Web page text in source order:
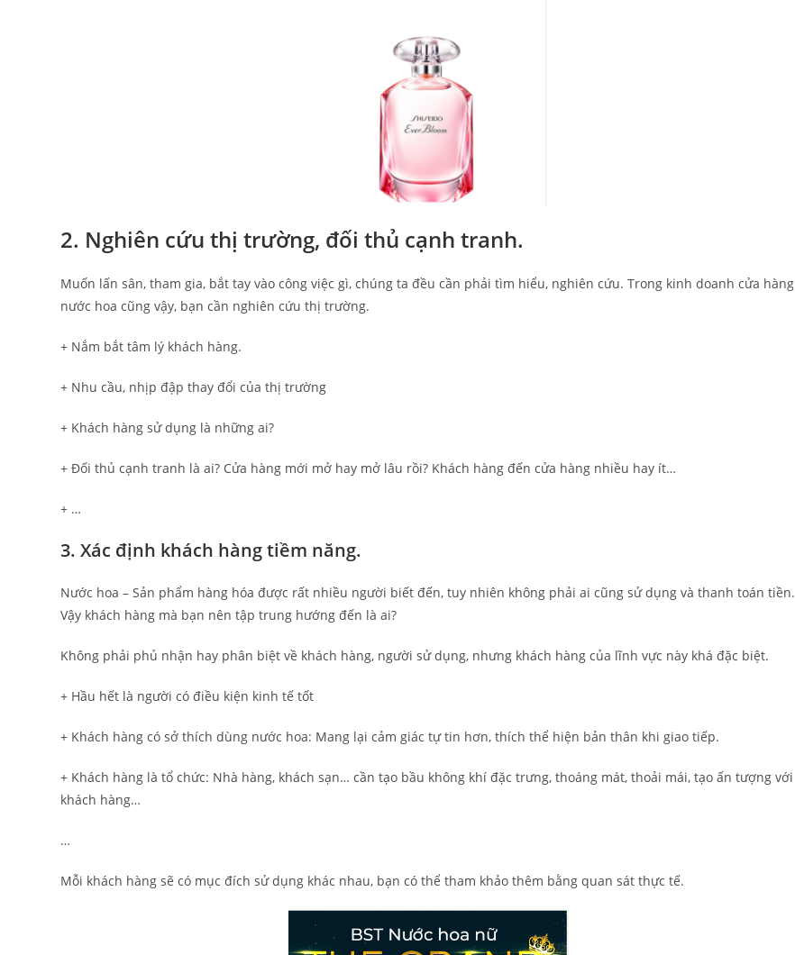
2. Nghiên cứu thị trường, đối thủ cạnh tranh.
Muốn lấn sân, tham gia, bắt tay vào công việc gì, chúng ta đều cần phải tìm hiểu, nghiên cứu. Trong kinh doanh cửa hàng
nước hoa cũng vậy, bạn cần nghiên cứu thị trường.
+ Nắm bắt tâm lý khách hàng.
+ Nhu cầu, nhịp đập thay đổi của thị trường
+ Khách hàng sử dụng là những ai?
+ Đối thủ cạnh tranh là ai? Cửa hàng mới mở hay mở lâu rồi? Khách hàng đến cửa hàng nhiều hay ít…
+ …
3. Xác định khách hàng tiềm năng.
Nước hoa – Sản phẩm hàng hóa được rất nhiều người biết đến, tuy nhiên không phải ai cũng sử dụng và thanh toán tiền.
Vậy khách hàng mà bạn nên tập trung hướng đến là ai?
Không phải phủ nhận hay phân biệt về khách hàng, người sử dụng, nhưng khách hàng của lĩnh vực này khá đặc biệt.
+ Hầu hết là người có điều kiện kinh tế tốt
+ Khách hàng có sở thích dùng nước hoa: Mang lại cảm giác tự tin hơn, thích thể hiện bản thân khi giao tiếp.
+ Khách hàng là tổ chức: Nhà hàng, khách sạn… cần tạo bầu không khí đặc trưng, thoáng mát, thoải mái, tạo ấn tượng với
khách hàng…
…
Mỗi khách hàng sẽ có mục đích sử dụng khác nhau, bạn có thể tham khảo thêm bằng quan sát thực tế.